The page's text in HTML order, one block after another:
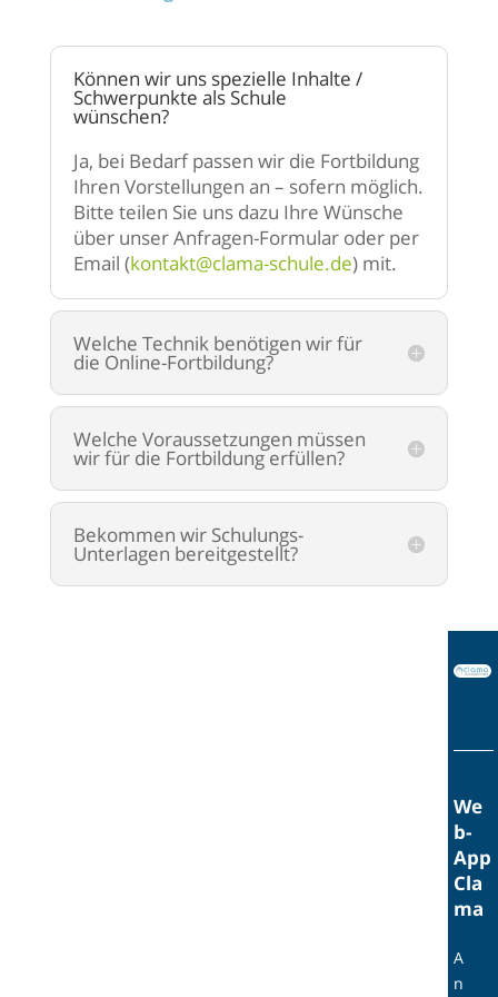
Können wir uns spezielle Inhalte /
Schwerpunkte als Schule
wünschen?
Ja, bei Bedarf passen wir die Fortbildung
Ihren Vorstellungen an – sofern möglich.
Bitte teilen Sie uns dazu Ihre Wünsche
über unser Anfragen-Formular oder per
Email (kontakt@clama-schule.de) mit.
Welche Technik benötigen wir für
die Online-Fortbildung?
Welche Voraussetzungen müssen
wir für die Fortbildung erfüllen?
Bekommen wir Schulungs-
Unterlagen bereitgestellt?
We
b-
App
Cla
ma
A
n